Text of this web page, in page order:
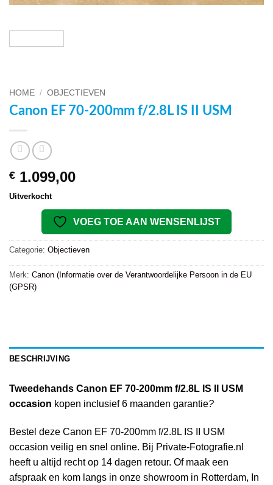
HOME / OBJECTIEVEN
Canon EF 70-200mm f/2.8L IS II USM
€ 1.099,00
Uitverkocht
VOEG TOE AAN WENSENLIJST
Categorie: Objectieven
Merk: Canon (Informatie over de Verantwoordelijke Persoon in de EU
(GPSR)
BESCHRIJVING
Tweedehands Canon EF 70-200mm f/2.8L IS II USM
occasion kopen inclusief 6 maanden garantie?
Bestel deze Canon EF 70-200mm f/2.8L IS II USM
occasion veilig en snel online. Bij Private-Fotografie.nl
heeft u altijd recht op 14 dagen retour. Of maak een
afspraak en kom langs in onze showroom in Rotterdam, In